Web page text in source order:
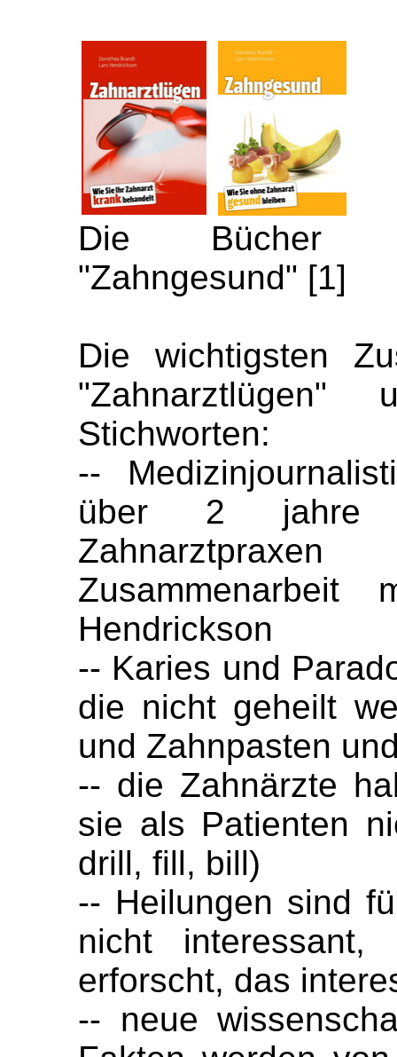
Die Bücher
"Zahngesund" [1]
Die wichtigsten
"Zahnarztlügen"
Stichworten:
--
über 2 jahre
Hendrickson
-- Karies und
die nicht geheilt
und Zahnpasten
-- die Zahnärzte
sie als Patienten
drill, fill, bill)
-- Heilungen sind
nicht interessant,
erforscht, das
-- neue